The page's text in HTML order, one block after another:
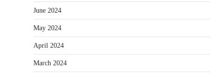
June 2024
May 2024
April 2024
March 2024